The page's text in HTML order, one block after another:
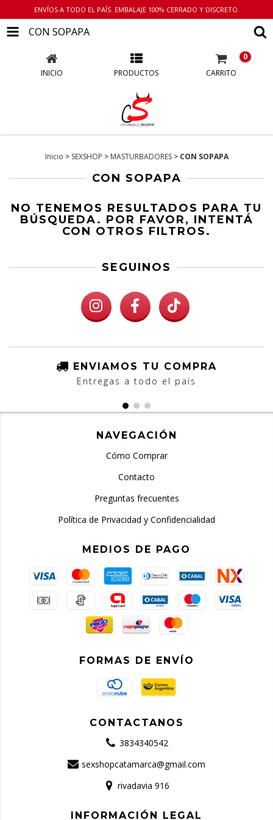
ENVÍOS A TODO EL PAÍS. EMBALAJE 100% CERRADO Y DISCRETO.
CON SOPAPA
INICIO PRODUCTOS CARRITO
0
Inicio > SEXSHOP > MASTURBADORES > CON SOPAPA
CON SOPAPA
NO TENEMOS RESULTADOS PARA TU
BÚSQUEDA. POR FAVOR, INTENTÁ
CON OTROS FILTROS.
SEGUINOS
ENVIAMOS TU COMPRA
Entregas a todo el país
NAVEGACIÓN
Cómo Comprar
Contacto
Preguntas frecuentes
Política de Privacidad y Confidencialidad
MEDIOS DE PAGO
FORMAS DE ENVÍO
CONTACTANOS
3834340542
sexshopcatamarca@gmail.com
rivadavia 916
INFORMACIÓN LEGAL